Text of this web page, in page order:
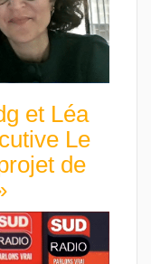
et Léa
Le
de